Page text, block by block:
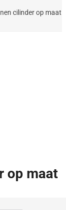
cilinder op maat
op maat